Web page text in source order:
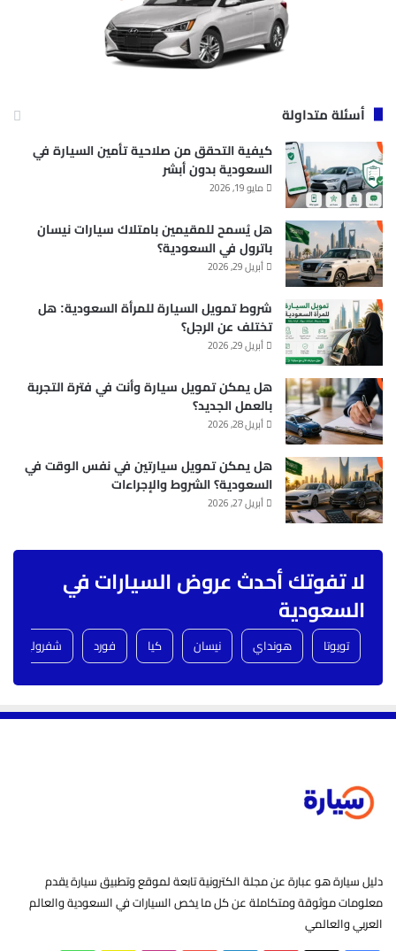
أسئلة متداولة
كيفية التحقق من صلاحية تأمين السيارة في
السعودية بدون أبشر
مايو 19, 2026
هل يُسمح للمقيمين بامتلاك سيارات نيسان
باترول في السعودية؟
أبريل 29, 2026
شروط تمويل السيارة للمرأة السعودية: هل
تختلف عن الرجل؟
أبريل 29, 2026
هل يمكن تمويل سيارة وأنت في فترة التجربة
بالعمل الجديد؟
أبريل 28, 2026
هل يمكن تمويل سيارتين في نفس الوقت في
السعودية؟ الشروط والإجراءات
أبريل 27, 2026
لا تفوتك أحدث عروض السيارات في
السعودية
تويوتا هونداي نيسان كيا فورد شفروليه
دليل سيارة هو عبارة عن مجلة الكترونية تابعة لموقع وتطبيق سيارة يقدم
معلومات موثوقة ومتكاملة عن كل ما يخص السيارات في السعودية والعالم
العربي والعالمي